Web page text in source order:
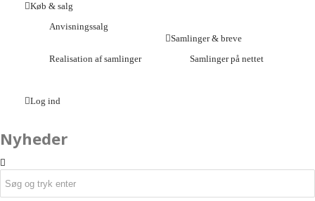
Køb & salg
Anvisningssalg
Realisation af samlinger
Samlinger & breve
Samlinger på nettet
Log ind
Nyheder